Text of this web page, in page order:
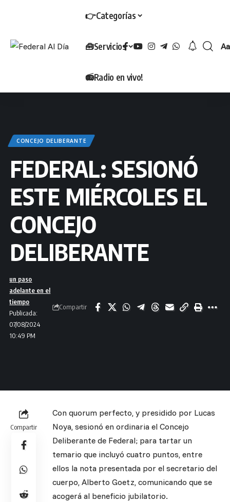
👉Categorías
🧰Servicios
📻Radio en vivo!
Aa
CONCEJO DELIBERANTE
FEDERAL: SESIONÓ
ESTE MIÉRCOLES EL
CONCEJO
DELIBERANTE
Publicada:
07/08/2024
10:49 PM
un paso
adelante en el
tiempo
Compartir
Compartir
Con quorum perfecto, y presidido por Lucas
Noya, sesionó en ordinaria el Concejo
Deliberante de Federal; para tartar un
temario que incluyó cuatro puntos, entre
ellos la nota presentada por el secretario del
cuerpo, Alberto Goetz, comunicando que se
acogerá al beneficio jubilatorio.